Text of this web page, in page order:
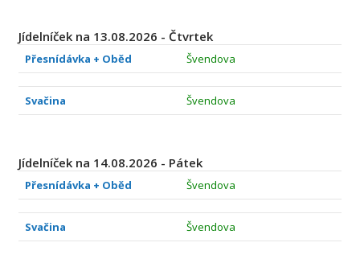
Jídelníček na 13.08.2026 - Čtvrtek
Přesnídávka + Oběd Švendova
Svačina Švendova
Jídelníček na 14.08.2026 - Pátek
Přesnídávka + Oběd Švendova
Svačina Švendova